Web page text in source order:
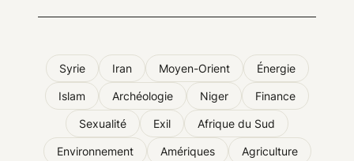
Syrie Iran Moyen-Orient Énergie
Islam Archéologie Niger Finance
Sexualité Exil Afrique du Sud
Environnement Amériques Agriculture